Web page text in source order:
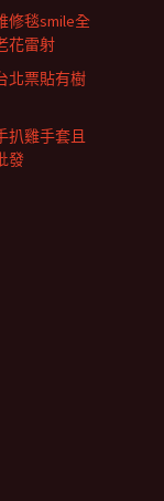
修毯smile全
花雷射
北票貼有樹
扒雞手套且
發